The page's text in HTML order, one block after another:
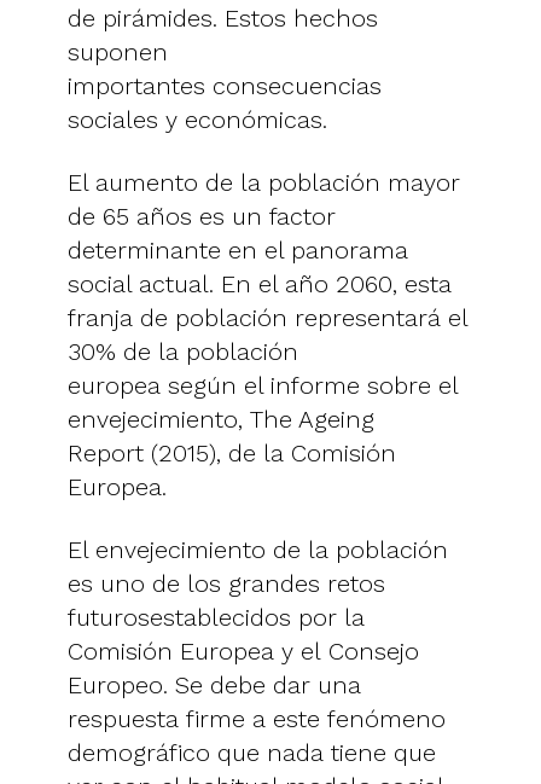
de pirámides. Estos hechos
suponen
importantes consecuencias
sociales y económicas.
El aumento de la población mayor
de 65 años es un factor
determinante en el panorama
social actual. En el año 2060, esta
franja de población representará el
30% de la población
europea según el informe sobre el
envejecimiento, The Ageing
Report (2015), de la Comisión
Europea.
El envejecimiento de la población
es uno de los grandes retos
futurosestablecidos por la
Comisión Europea y el Consejo
Europeo. Se debe dar una
respuesta firme a este fenómeno
demográfico que nada tiene que